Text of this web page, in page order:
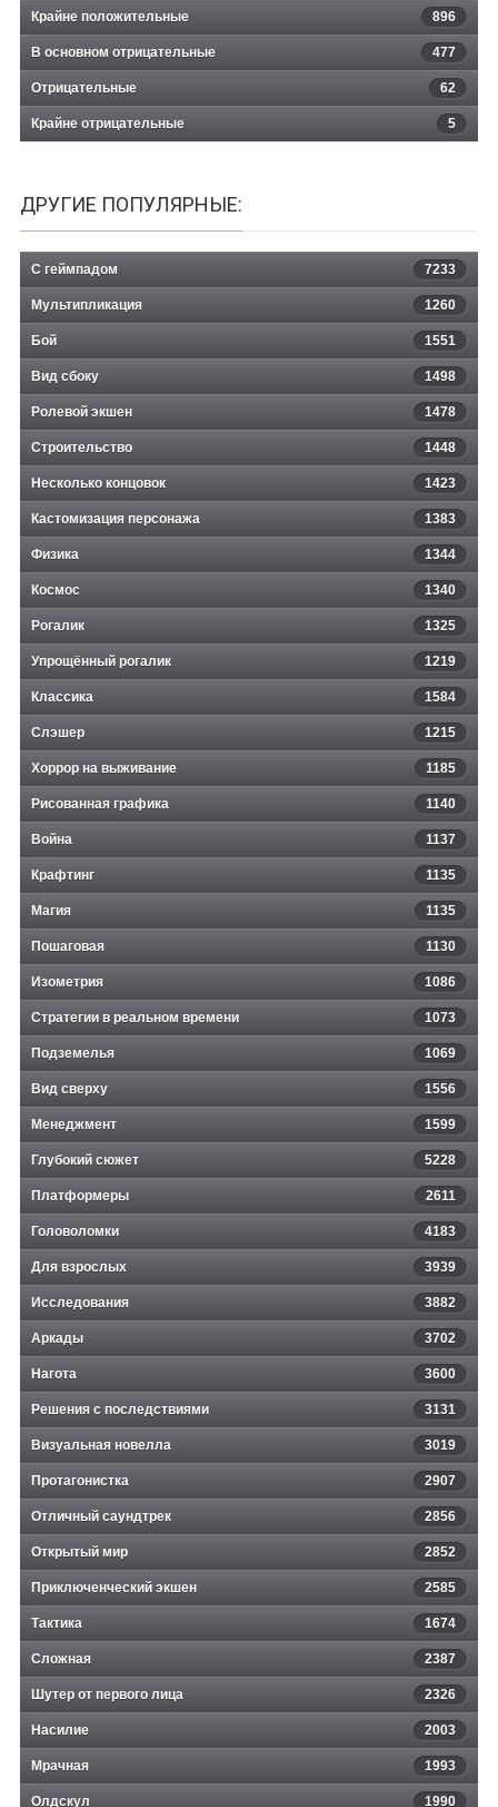
Крайне положительные 896
В основном отрицательные 477
Отрицательные 62
Крайне отрицательные 5
ДРУГИЕ ПОПУЛЯРНЫЕ:
С геймпадом 7233
Мультипликация 1260
Бой 1551
Вид сбоку 1498
Ролевой экшен 1478
Строительство 1448
Несколько концовок 1423
Кастомизация персонажа 1383
Физика 1344
Космос 1340
Рогалик 1325
Упрощённый рогалик 1219
Классика 1584
Слэшер 1215
Хоррор на выживание 1185
Рисованная графика 1140
Война 1137
Крафтинг 1135
Магия 1135
Пошаговая 1130
Изометрия 1086
Стратегии в реальном времени 1073
Подземелья 1069
Вид сверху 1556
Менеджмент 1599
Глубокий сюжет 5228
Платформеры 2611
Головоломки 4183
Для взрослых 3939
Исследования 3882
Аркады 3702
Нагота 3600
Решения с последствиями 3131
Визуальная новелла 3019
Протагонистка 2907
Отличный саундтрек 2856
Открытый мир 2852
Приключенческий экшен 2585
Тактика 1674
Сложная 2387
Шутер от первого лица 2326
Насилие 2003
Мрачная 1993
Олдскул 1990